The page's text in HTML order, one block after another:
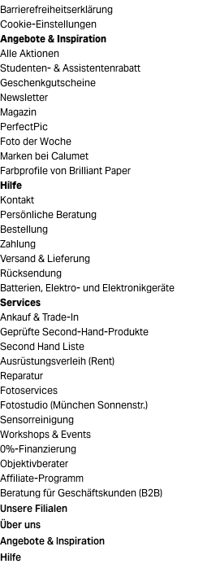
Barrierefreiheitserklärung
Cookie-Einstellungen
Angebote & Inspiration
Alle Aktionen
Studenten- & Assistentenrabatt
Geschenkgutscheine
Newsletter
Magazin
PerfectPic
Foto der Woche
Marken bei Calumet
Farbprofile von Brilliant Paper
Hilfe
Kontakt
Persönliche Beratung
Bestellung
Zahlung
Versand & Lieferung
Rücksendung
Batterien, Elektro- und Elektronikgeräte
Services
Ankauf & Trade-In
Geprüfte Second-Hand-Produkte
Second Hand Liste
Ausrüstungsverleih (Rent)
Reparatur
Fotoservices
Fotostudio (München Sonnenstr.)
Sensorreinigung
Workshops & Events
0%-Finanzierung
Objektivberater
Affiliate-Programm
Beratung für Geschäftskunden (B2B)
Unsere Filialen
Über uns
Angebote & Inspiration
Hilfe